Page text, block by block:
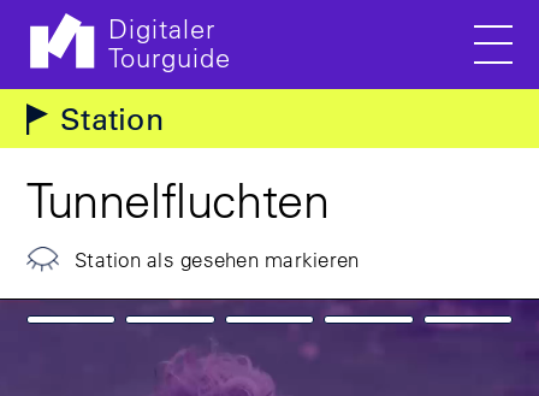
Direkt zum Inhalt
Digitaler
Tourguide
Station
Tunnelfluchten
Station als gesehen markieren